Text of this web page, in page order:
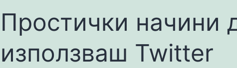
Простички начини
използваш Twitter